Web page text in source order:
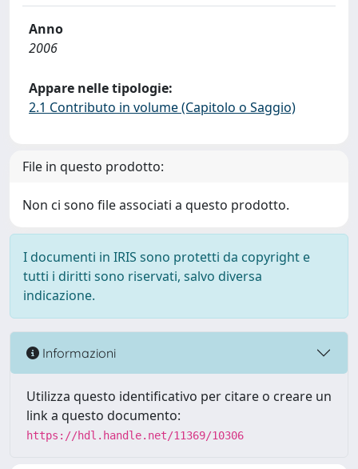
Anno
2006
Appare nelle tipologie:
2.1 Contributo in volume (Capitolo o Saggio)
File in questo prodotto:
Non ci sono file associati a questo prodotto.
I documenti in IRIS sono protetti da copyright e
tutti i diritti sono riservati, salvo diversa
indicazione.
Informazioni
Utilizza questo identificativo per citare o creare un
link a questo documento:
https://hdl.handle.net/11369/10306